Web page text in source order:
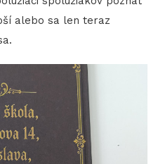
alebo sa len teraz